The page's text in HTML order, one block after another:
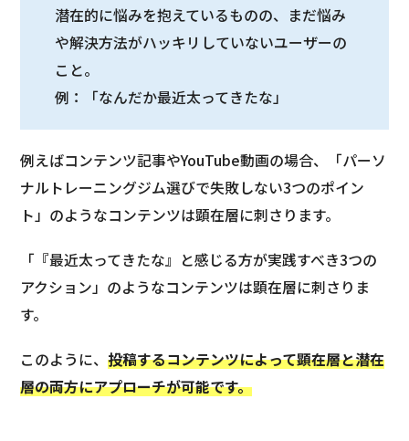
潜在的に悩みを抱えているものの、まだ悩み
や解決方法がハッキリしていないユーザーの
こと。
例：「なんだか最近太ってきたな」
例えばコンテンツ記事やYouTube動画の場合、「パーソ
ナルトレーニングジム選びで失敗しない3つのポイン
ト」のようなコンテンツは顕在層に刺さります。
「『最近太ってきたな』と感じる方が実践すべき3つの
アクション」のようなコンテンツは顕在層に刺さりま
す。
このように、投稿するコンテンツによって顕在層と潜在
層の両方にアプローチが可能です。